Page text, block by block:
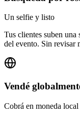
Un selfie y listo
Tus clientes suben
del evento. Sin revisar
Vendé
Cobrá en moneda